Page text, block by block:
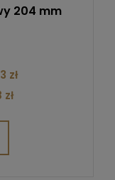
204 mm
zł